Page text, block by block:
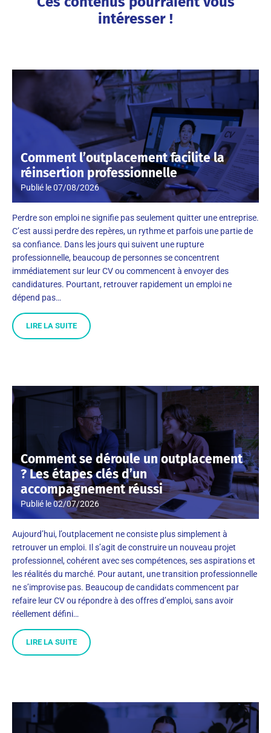
intéresser !
Comment l’outplacement facilite la
réinsertion professionnelle
Publié le07/08/2026
Perdre son emploi ne signifie pas seulement quitter une entreprise.
C’est aussi perdre des repères, un rythme et parfois une partie de
sa confiance. Dans les jours qui suivent une rupture
professionnelle, beaucoup de personnes se concentrent
immédiatement sur leur CV ou commencent à envoyer des
candidatures. Pourtant, retrouver rapidement un emploi ne
dépend pas…
LIRE LA SUITE
Comment se déroule un outplacement
? Les étapes clés d’un
accompagnement réussi
Publié le02/07/2026
Aujourd’hui, l’outplacement ne consiste plus simplement à
retrouver un emploi. Il s’agit de construire un nouveau projet
professionnel, cohérent avec ses compétences, ses aspirations et
les réalités du marché. Pour autant, une transition professionnelle
ne s’improvise pas. Beaucoup de candidats commencent par
refaire leur CV ou répondre à des offres d’emploi, sans avoir
réellement défini…
LIRE LA SUITE